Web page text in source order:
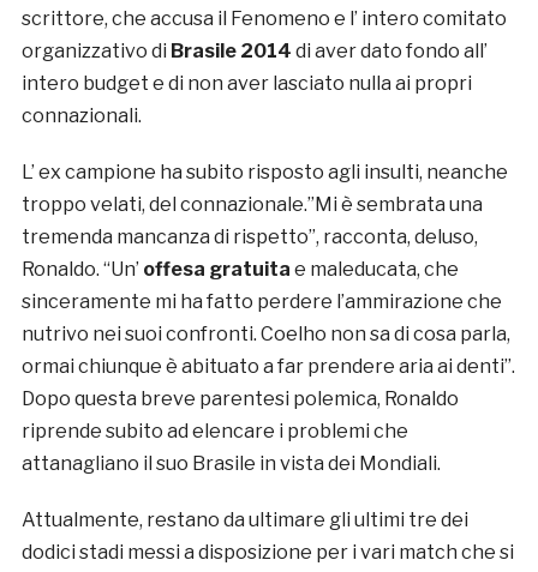
scrittore, che accusa il Fenomeno e l’ intero comitato
organizzativo di Brasile 2014 di aver dato fondo all’
intero budget e di non aver lasciato nulla ai propri
connazionali.
L’ ex campione ha subito risposto agli insulti, neanche
troppo velati, del connazionale.”Mi è sembrata una
tremenda mancanza di rispetto”, racconta, deluso,
Ronaldo. “Un’ offesa gratuita e maleducata, che
sinceramente mi ha fatto perdere l’ammirazione che
nutrivo nei suoi confronti. Coelho non sa di cosa parla,
ormai chiunque è abituato a far prendere aria ai denti”.
Dopo questa breve parentesi polemica, Ronaldo
riprende subito ad elencare i problemi che
attanagliano il suo Brasile in vista dei Mondiali.
Attualmente, restano da ultimare gli ultimi tre dei
dodici stadi messi a disposizione per i vari match che si